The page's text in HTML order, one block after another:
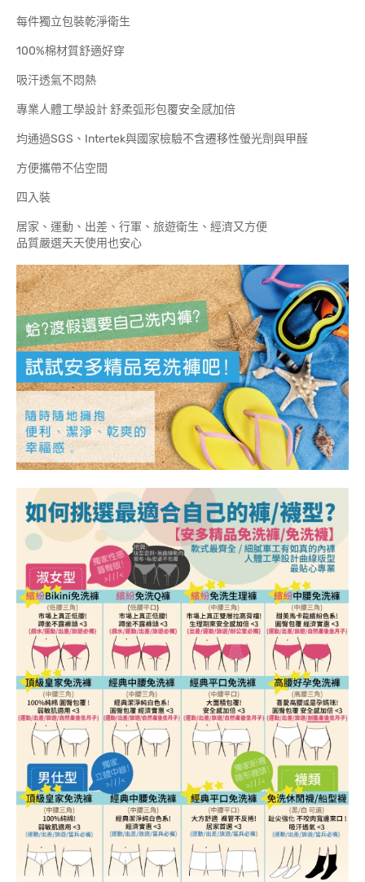
每件獨立包裝乾淨衛生
100%棉材質舒適好穿
吸汗透氣不悶熱
專業人體工學設計 舒柔弧形包覆安全感加倍
均通過SGS、Intertek與國家檢驗不含遷移性螢光劑與甲醛
方便攜帶不佔空間
四入裝
居家、運動、出差、行軍、旅遊衛生、經濟又方便
品質嚴選天天使用也安心